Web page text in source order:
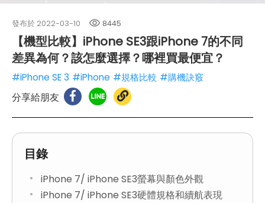
發布於 2022-03-10 8445
【機型比較】iPhone SE3跟iPhone 7的不同
差異為何？該怎麼選擇？哪裡買最便宜？
#iPhone SE 3 #iPhone #規格比較 #購機訣竅
分享給朋友
目錄
iPhone 7/ iPhone SE3螢幕與顏色外觀
iPhone 7/ iPhone SE3硬體規格和續航表現